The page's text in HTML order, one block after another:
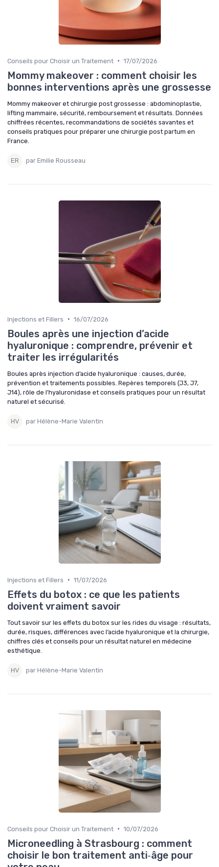
Conseils pour Choisir un Traitement • 17/07/2026
Mommy makeover : comment choisir les
bonnes interventions après une grossesse
Mommy makeover et chirurgie post grossesse : abdominoplastie,
lifting mammaire, sécurité, remboursement et résultats. Données
chiffrées récentes, recommandations de sociétés savantes et
conseils pratiques pour préparer une chirurgie post partum en
France.
par Emilie Rousseau
Injections et Fillers • 16/07/2026
Boules après une injection d’acide
hyaluronique : comprendre, prévenir et
traiter les irrégularités
Boules après injection d’acide hyaluronique : causes, durée,
prévention et traitements possibles. Repères temporels (J3, J7,
J14), rôle de l’hyaluronidase et conseils pratiques pour un résultat
naturel et sécurisé.
par Hélène-Marie Valentin
Injections et Fillers • 11/07/2026
Effets du botox : ce que les patients
doivent vraiment savoir
Tout savoir sur les effets du botox sur les rides du visage : résultats,
durée, risques, différences avec l’acide hyaluronique et la chirurgie,
chiffres clés et conseils pour un résultat naturel en médecine
esthétique.
par Hélène-Marie Valentin
Conseils pour Choisir un Traitement • 10/07/2026
Microneedling à Strasbourg : comment
choisir le bon traitement anti‑âge pour